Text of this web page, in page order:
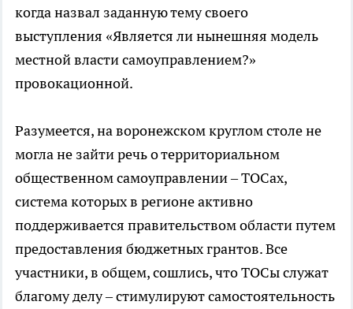
когда назвал заданную тему своего
выступления «Является ли нынешняя модель
местной власти самоуправлением?»
провокационной.
Разумеется, на воронежском круглом столе не
могла не зайти речь о территориальном
общественном самоуправлении – ТОСах,
система которых в регионе активно
поддерживается правительством области путем
предоставления бюджетных грантов. Все
участники, в общем, сошлись, что ТОСы служат
благому делу – стимулируют самостоятельность